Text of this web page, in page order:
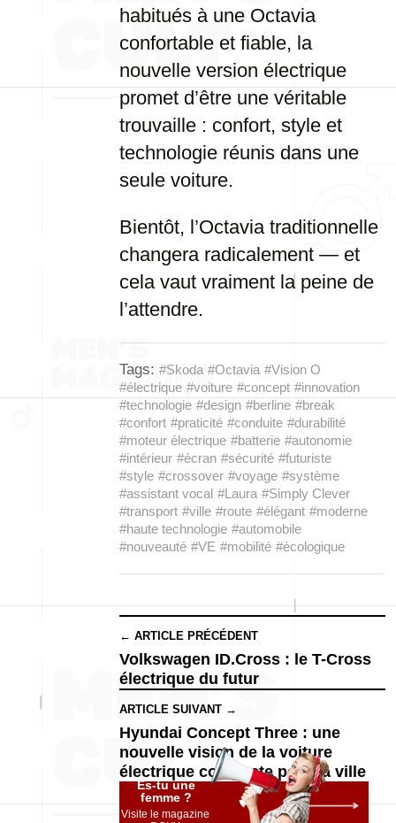
habitués à une Octavia
confortable et fiable, la
nouvelle version électrique
promet d’être une véritable
trouvaille : confort, style et
technologie réunis dans une
seule voiture.
Bientôt, l’Octavia traditionnelle
changera radicalement — et
cela vaut vraiment la peine de
l’attendre.
Tags: #Skoda #Octavia #Vision O
#électrique #voiture #concept #innovation
#technologie #design #berline #break
#confort #praticité #conduite #durabilité
#moteur électrique #batterie #autonomie
#intérieur #écran #sécurité #futuriste
#style #crossover #voyage #système
#assistant vocal #Laura #Simply Clever
#transport #ville #route #élégant #moderne
#haute technologie #automobile
#nouveauté #VE #mobilité #écologique
← ARTICLE PRÉCÉDENT
Volkswagen ID.Cross : le T-Cross
électrique du futur
ARTICLE SUIVANT →
Hyundai Concept Three : une
nouvelle vision de la voiture
électrique compacte pour la ville
Es-tu une
femme ?
Visite le magazine